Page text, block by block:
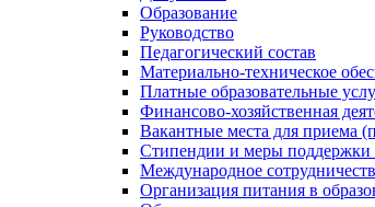
Образование
Руководство
Педагогический состав
Материально-техническое
Платные образовательные
Финансово-хозяйственная
Вакантные места для приема
Стипендии и меры поддержки
Международное
Организация питания в